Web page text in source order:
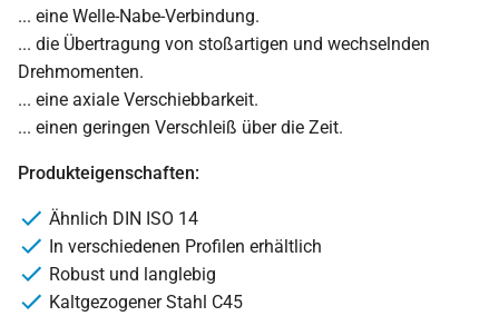
... eine Welle-Nabe-Verbindung.
... die Übertragung von stoßartigen und wechselnden
Drehmomenten.
... eine axiale Verschiebbarkeit.
... einen geringen Verschleiß über die Zeit.
Produkteigenschaften:
Ähnlich DIN ISO 14
In verschiedenen Profilen erhältlich
Robust und langlebig
Kaltgezogener Stahl C45